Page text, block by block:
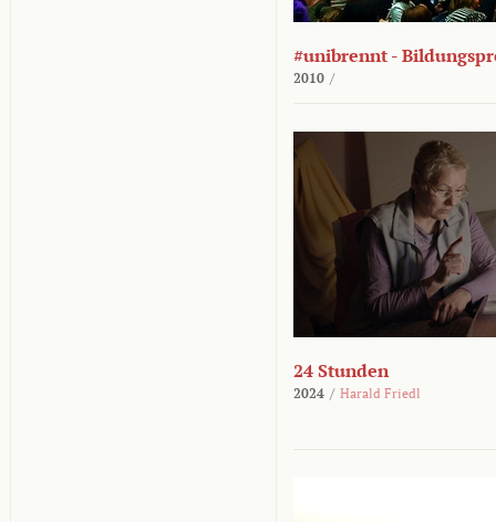
#unibrennt -
2010 /
24 Stunden
2024 / Harald Friedl